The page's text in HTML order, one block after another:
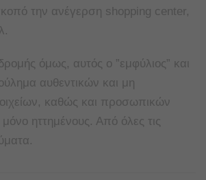
την ανέγερση shopping center,
όμως, αυτός ο ”εμφύλιος” και
αυθεντικών και μη
καθώς και προσωπικών
ηττημένους. Από όλες τις